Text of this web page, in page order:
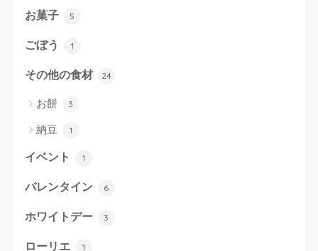
お菓子 5
ごぼう 1
その他の食材 24
お餅 3
納豆 1
イベント 1
バレンタイン 6
ホワイトデー 3
ローリエ 1